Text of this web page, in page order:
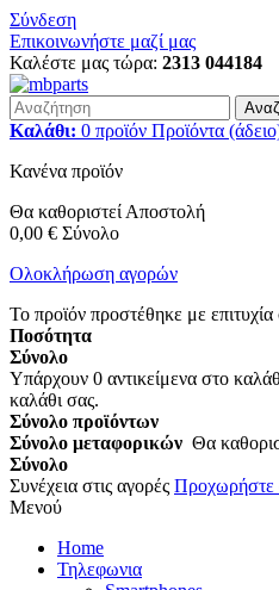
Σύνδεση
Επικοινωνήστε μαζί μας
Καλέστε μας τώρα: 2313 044184
Καλάθι: 0 προϊόν Προϊόντα
Κανένα προϊόν
Θα καθοριστεί Αποστολή
0,00 € Σύνολο
Ολοκλήρωση αγορών
Το προϊόν προστέθηκε με
Ποσότητα
Σύνολο
Υπάρχουν 0 αντικείμενα στο
καλάθι σας.
Σύνολο προϊόντων
Σύνολο μεταφορικών Θα
Σύνολο
Συνέχεια στις αγορές Προχωρήστε
Μενού
Home
Τηλεφωνια